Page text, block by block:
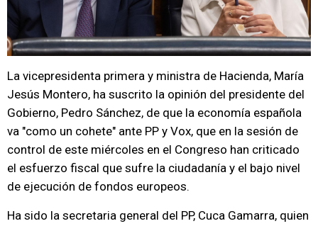
La vicepresidenta primera y ministra de Hacienda, María
Jesús Montero, ha suscrito la opinión del presidente del
Gobierno, Pedro Sánchez, de que la economía española
va "como un cohete" ante PP y Vox, que en la sesión de
control de este miércoles en el Congreso han criticado
el esfuerzo fiscal que sufre la ciudadanía y el bajo nivel
de ejecución de fondos europeos.
Ha sido la secretaria general del PP, Cuca Gamarra, quien